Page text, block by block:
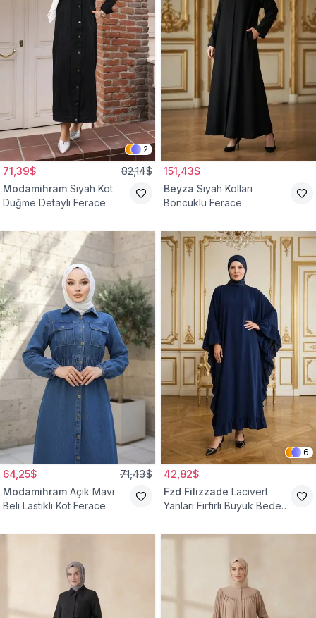
2
71,39$ 82,14$
Modamihram Siyah Kot
Düğme Detaylı Ferace
151,43$
Beyza Siyah Kolları
Boncuklu Ferace
64,25$ 71,43$
Modamihram Açık Mavi
Beli Lastikli Kot Ferace
6
42,82$
Fzd Filizzade Lacivert
Yanları Fırfırlı Büyük Beden